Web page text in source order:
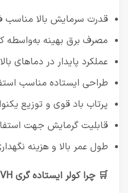
قدرت سرمایش بالا مناسب
مصرف برق بهینه به‌واسطه
عملکرد پایدار در دماهای بالا
طراحی ایستاده مناسب
پرتاب باد قوی و توزیع
قابلیت گرمایش جهت
طول عمر بالا و هزینه
🛒 چرا کولر ایستاده گری GVH را انتخاب کنیم؟